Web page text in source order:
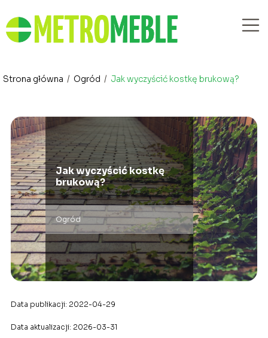
Strona główna / Ogród / Jak wyczyścić kostkę brukową?
Jak wyczyścić kostkę
brukową?
Ogród
Data publikacji: 2022-04-29
Data aktualizacji: 2026-03-31